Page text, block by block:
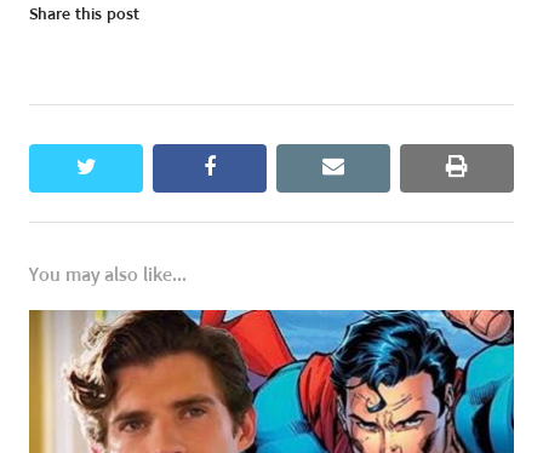
Share this post
twitter facebook email print
You may also like...